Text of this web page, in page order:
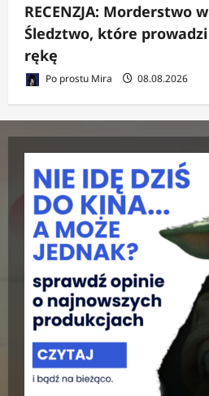
RECENZJA: Morderstwo
Śledztwo, które
rękę
Po prostu Mira 08.08.2026